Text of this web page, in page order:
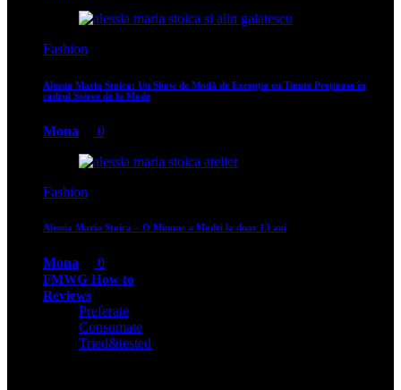
Fashion
Alessia Maria Stoica: Un Show de Modă de Excepție cu Ținute Prețioase în
cadrul Soiree de la Mode
Mona 0
Fashion
Alessia Maria Stoica – O Minune a Modei la doar 13 ani
Mona 0
FMWG How to
Reviews
Preferate
Consumate
Tried&tested